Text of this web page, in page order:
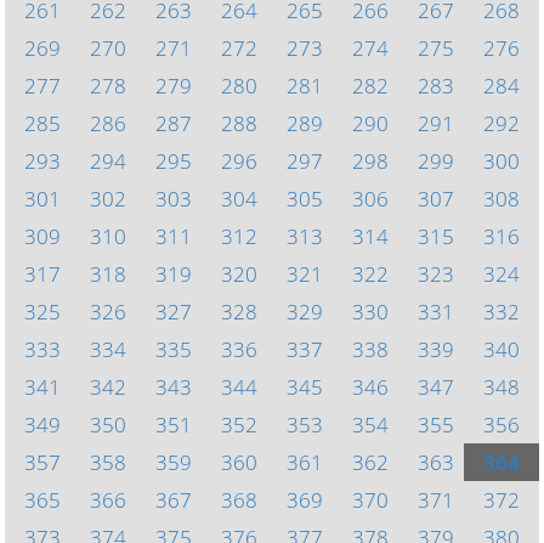
261
262 263 264 265 266 267
268
269
270 271 272 273 274 275
276
277
278 279 280 281 282 283
284
285
286 287 288 289 290 291
292
293
294 295 296 297 298 299
300
301
302 303 304 305 306 307
308
309
310 311 312 313 314 315
316
317
318 319 320 321 322 323
324
325
326 327 328 329 330 331
332
333
334 335 336 337 338 339
340
341
342 343 344 345 346 347
348
349
350 351 352 353 354 355
356
357
358 359 360 361 362 363
364
365
366 367 368 369 370 371
372